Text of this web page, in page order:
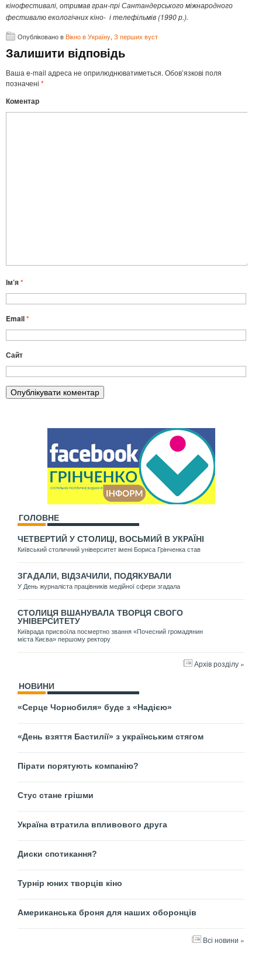
кінофестивалі, отримав гран-прі Сантандерського міжнародного
фестивалю екологічних кіно- і телефільмів (1990 р.).
Опубліковано вВікно в Україну, З перших вуст
Залишити відповідь
Ваша e-mail адреса не оприлюднюватиметься. Обов’язкові поля
позначені *
Коментар
Ім’я*
Email*
Сайт
ГОЛОВНЕ
ЧЕТВЕРТИЙ У СТОЛИЦІ, ВОСЬМИЙ В УКРАЇНІ
Київський столичний університет імені Бориса Грінченка став
ЗГАДАЛИ, ВІДЗАЧИЛИ, ПОДЯКУВАЛИ
У День журналіста працівників медійної сфери згадала
СТОЛИЦЯ ВШАНУВАЛА ТВОРЦЯ СВОГО
УНІВЕРСИТЕТУ
Київрада присвоїла посмертно звання «Почесний громадянин
міста Києва» першому ректору
Архів розділу »
НОВИНИ
«Серце Чорнобиля» буде з «Надією»
«День взяття Бастилії» з українським стягом
Пірати порятують компанію?
Стус стане грішми
Україна втратила впливового друга
Диски спотикання?
Турнір юних творців кіно
Американська броня для наших оборонців
Всі новини »